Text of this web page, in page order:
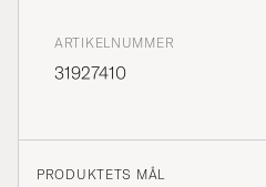
ARTIKELNUMMER
31927410
PRODUKTETS MÅL